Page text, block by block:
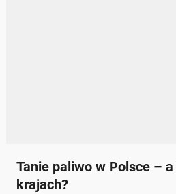
Tanie paliwo w Polsce –
krajach?